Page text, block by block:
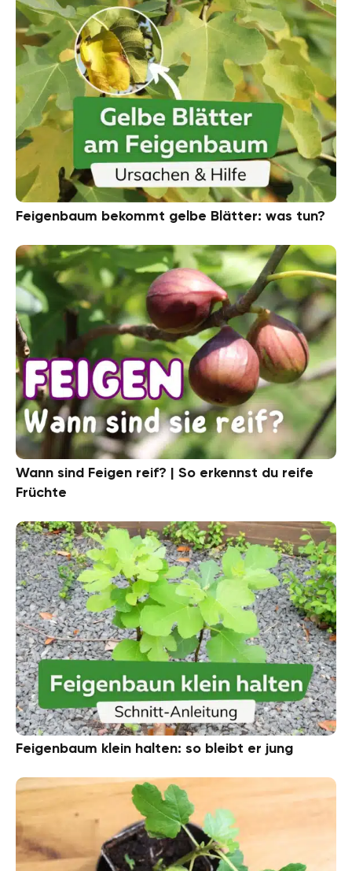
Feigenbaum bekommt gelbe Blätter: was tun?
Wann sind Feigen reif? | So erkennst du reife
Früchte
Feigenbaum klein halten: so bleibt er jung